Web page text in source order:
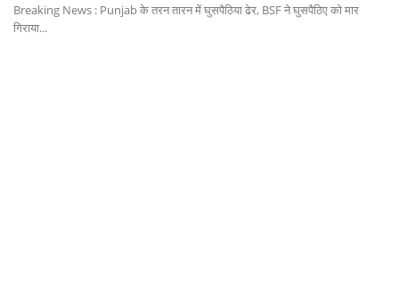
Breaking News : Punjab के तरन तारन में घुसपैठिया ढेर, BSF ने घुसपैठिए को मार
गिराया...